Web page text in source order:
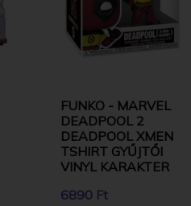
FUNKO - MARVEL
DEADPOOL 2
DEADPOOL XMEN
TSHIRT GYŰJTŐI
VINYL KARAKTER
6890 Ft